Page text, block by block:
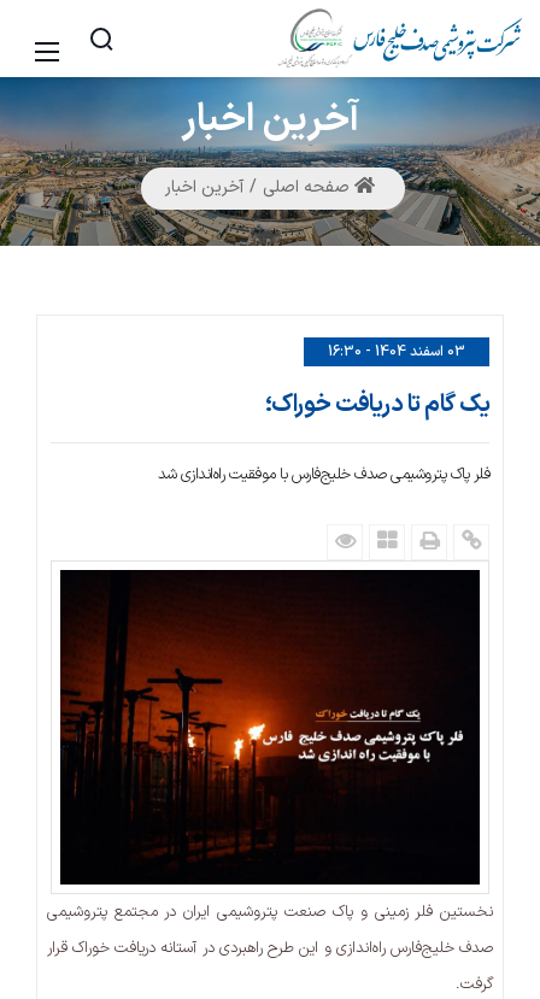
آخریناخبار
صفحه اصلی آخرین اخبار
03 اسفند 1404 - 16:30
یک گام تا دریافت خوراک؛
فلر پاک پتروشیمی صدف خلیج‌فارس با موفقیت راه‌اندازی شد
نخستین فلر زمینی و پاک صنعت پتروشیمی ایران در مجتمع پتروشیمی
صدف خلیج‌فارس راه‌اندازی و این طرح راهبردی در آستانه دریافت خوراک قرار
گرفت.